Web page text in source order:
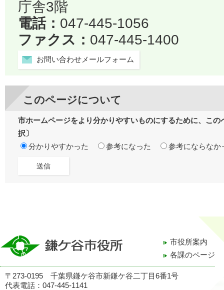
庁舎3階
電話： 047-445-1056
ファクス： 047-445-1400
お問い合わせメールフォーム
このページについて
市ホームページをより分かりやすいものにするために、こ
択〕
分かりやすかった
参考になった 参考にならなか
市役所案内
各課のページ
〒273-0195 千葉県鎌ケ谷市新鎌ケ谷二丁目6番1号
代表電話：047-445-1141